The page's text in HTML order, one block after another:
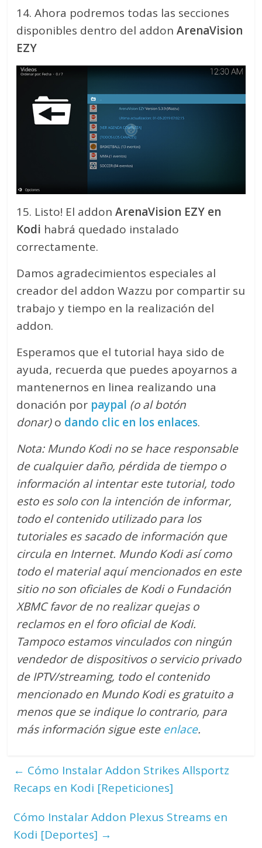
14. Ahora podremos todas las secciones
disponibles dentro del addonArenaVision
EZY
15. Listo! El addonArenaVision EZY en
Kodi habrá quedado instalado
correctamente.
Damos agradecimientos especiales al
creador del addon Wazzu por compartir su
trabajo y tiempo en la realización del
addon.
Esperamos que el tutorial haya sido de
ayuda, recuerda que puedes apoyarnos a
mantenernos en linea realizando una
donación por paypal (o al botón
donar)o dando clic en los enlaces.
Nota: Mundo Kodi no se hace responsable
de cualquier daño, pérdida de tiempo o
información al intentar este tutorial, todo
esto es solo con la intención de informar,
todo el contenido utilizado para los
tutoriales es sacado de información que
circula en Internet. Mundo Kodi así como
todo el material aquí mencionados en este
sitio no son oficiales de Kodi o Fundación
XBMC favor de no realizar quejas o
reclamos en el foro oficial de Kodi.
Tampoco estamos vinculados con ningún
vendedor de dispositivos o servicio privado
de IPTV/streaming, todo el contenido
mencionado en Mundo Kodi es gratuito a
menos que se indique lo contrario, para
más información sigue este enlace.
← Cómo Instalar Addon Strikes Allsportz
Recaps en Kodi [Repeticiones]
Cómo Instalar Addon Plexus Streams en
Kodi [Deportes] →